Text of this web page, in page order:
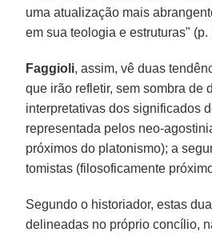
uma atualização mais
em sua teologia e estruturas" (p.
Faggioli, assim, vê duas
que irão refletir, sem sombra de
interpretativas dos significados
representada pelos neo-
próximos do platonismo); a
tomistas (filosoficamente
Segundo o historiador, estas
delineadas no próprio concílio,